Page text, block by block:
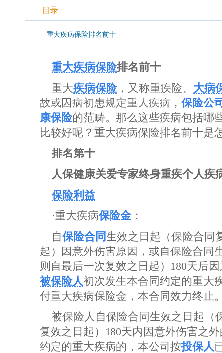
目录
重大疾病保险排名前十
重大疾病保险排名前十
重大疾病保险，又称重疾险、 大病
故或因病初患规定重大疾病， 保险公
康保险的范畴。那么这些疾病包括哪
比较好呢？重大疾病保险排名前十是
排名第十
人保健康关爱专家终身重疾个人疾
保险利益
·重大疾病保险金：
自保险合同生效之日起（保险合同
起）因意外伤害原因，或自保险合同
则自最后一次复效之日起）180天后
被保险人初次发生本合同约定的重大
付重大疾病保险金，本合同效力终止
被保险人自保险合同生效之日起（
复效之日起）180天内因意外伤害之
约定的重大疾病的，本公司按投保人